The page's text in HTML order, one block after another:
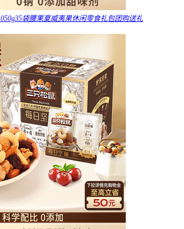
袋腰果夏威夷果休闲零食礼包团购送礼